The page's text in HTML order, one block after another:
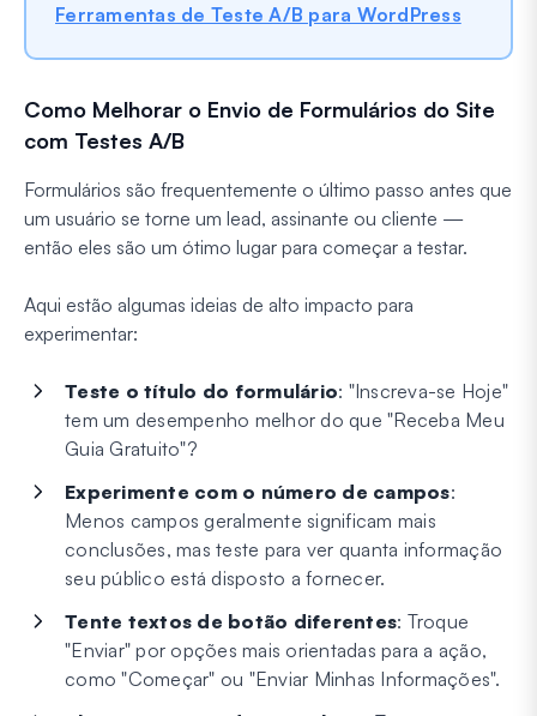
Ferramentas de Teste A/B para WordPress
Como Melhorar o Envio de Formulários do Site
com Testes A/B
Formulários são frequentemente o último passo antes que
um usuário se torne um lead, assinante ou cliente —
então eles são um ótimo lugar para começar a testar.
Aqui estão algumas ideias de alto impacto para
experimentar:
Teste o título do formulário: "Inscreva-se Hoje"
tem um desempenho melhor do que "Receba Meu
Guia Gratuito"?
Experimente com o número de campos:
Menos campos geralmente significam mais
conclusões, mas teste para ver quanta informação
seu público está disposto a fornecer.
Tente textos de botão diferentes: Troque
"Enviar" por opções mais orientadas para a ação,
como "Começar" ou "Enviar Minhas Informações".